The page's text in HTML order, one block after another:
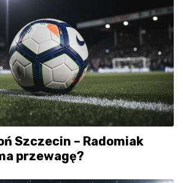
Szczecin – Radomiak
przewagę?